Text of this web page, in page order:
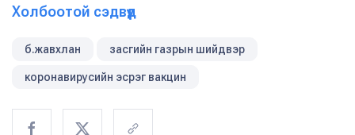
Холбоотой сэдвүүд
б.жавхлан засгийн газрын шийдвэр
коронавирусийн эсрэг вакцин